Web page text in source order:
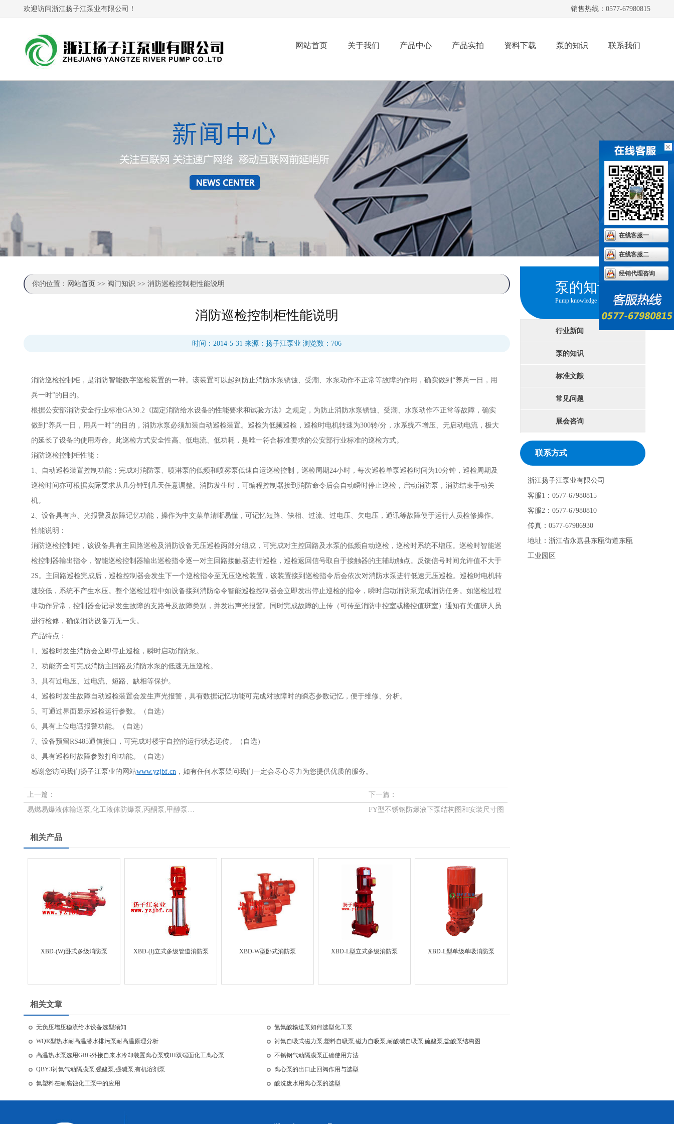
欢迎访问浙江扬子江泵业有限公司！ 销售热线：0577-67980815
网站首页 关于我们 产品中心 产品实拍 资料下载 泵的知识 联系我们
你的位置： 网站首页 >> 阀门知识 >> 消防巡检控制柜性能说明
消防巡检控制柜性能说明
时间：2014-5-31 来源：扬子江泵业 浏览数：706
消防巡检控制柜，是消防智能数字巡检装置的一种。该装置可以起到防止消防水泵锈蚀、受潮、水泵动作不正常等故障的作用，确实做到“养兵一日，用
兵一时”的目的。
根据公安部消防安全行业标准GA30.2《固定消防给水设备的性能要求和试验方法》之规定，为防止消防水泵锈蚀、受潮、水泵动作不正常等故障，确实
做到“养兵一日，用兵一时”的目的，消防水泵必须加装自动巡检装置。巡检为低频巡检，巡检时电机转速为300转/分，水系统不增压、无启动电流，极大
的延长了设备的使用寿命。此巡检方式安全性高、低电流、低功耗，是唯一符合标准要求的公安部行业标准的巡检方式。
消防巡检控制柜性能：
1、自动巡检装置控制功能：完成对消防泵、喷淋泵的低频和喷雾泵低速自运巡检控制，巡检周期24小时，每次巡检单泵巡检时间为10分钟，巡检周期及
巡检时间亦可根据实际要求从几分钟到几天任意调整。消防发生时，可编程控制器接到消防命令后会自动瞬时停止巡检，启动消防泵，消防结束手动关
机。
2、设备具有声、光报警及故障记忆功能，操作为中文菜单清晰易懂，可记忆短路、缺相、过流、过电压、欠电压，通讯等故障便于运行人员检修操作。
性能说明：
消防巡检控制柜，该设备具有主回路巡检及消防设备无压巡检两部分组成，可完成对主控回路及水泵的低频自动巡检，巡检时系统不增压。巡检时智能巡
检控制器输出指令，智能巡检控制器输出巡检指令逐一对主回路接触器进行巡检，巡检返回信号取自于接触器的主辅助触点。反馈信号时间允许值不大于
2S。主回路巡检完成后，巡检控制器会发生下一个巡检指令至无压巡检装置，该装置接到巡检指令后会依次对消防水泵进行低速无压巡检。巡检时电机转
速较低，系统不产生水压。整个巡检过程中如设备接到消防命令智能巡检控制器会立即发出停止巡检的指令，瞬时启动消防泵完成消防任务。如巡检过程
中动作异常，控制器会记录发生故障的支路号及故障类别，并发出声光报警。同时完成故障的上传（可传至消防中控室或楼控值班室）通知有关值班人员
进行检修，确保消防设备万无一失。
产品特点：
1、巡检时发生消防会立即停止巡检，瞬时启动消防泵。
2、功能齐全可完成消防主回路及消防水泵的低速无压巡检。
3、具有过电压、过电流、短路、缺相等保护。
4、巡检时发生故障自动巡检装置会发生声光报警，具有数据记忆功能可完成对故障时的瞬态参数记忆，便于维修、分析。
5、可通过界面显示巡检运行参数。（自选）
6、具有上位电话报警功能。（自选）
7、设备预留RS485通信接口，可完成对楼宇自控的运行状态远传。（自选）
8、具有巡检时故障参数打印功能。（自选）
感谢您访问我们扬子江泵业的网站www.yzjbf.cn ，如有任何水泵疑问我们一定会尽心尽力为您提供优质的服务。
下一篇：
FY型不锈钢防爆液下泵结构图和安装尺寸图
上一篇：
易燃易爆液体输送泵,化工液体防爆泵,丙酮泵,甲醇泵选用自吸式离心油泵
相关产品
XBD-(W)卧式多级消防泵 XBD-(I)立式多级管道消防泵 XBD-W型卧式消防泵 XBD-L型立式多级消防泵 XBD-L型单级单吸消防泵
相关文章
无负压增压稳流给水设备选型须知
氢氟酸输送泵如何选型化工泵
WQR型热水耐高温潜水排污泵耐高温原理分析
衬氟自吸式磁力泵,塑料自吸泵,磁力自吸泵,耐酸碱自吸泵,硫酸泵,盐酸泵结构图
高温热水泵选用GRG外接自来水冷却装置离心泵或IH双端面化工离心泵
不锈钢气动隔膜泵正确使用方法
QBY3衬氟气动隔膜泵,强酸泵,强碱泵,有机溶剂泵
离心泵的出口止回阀作用与选型
氟塑料在耐腐蚀化工泵中的应用
酸洗废水用离心泵的选型
泵的知识
Pump knowledge
行业新闻
泵的知识
标准文献
常见问题
展会咨询
联系方式
浙江扬子江泵业有限公司
客服1：0577-67980815
客服2：0577-67980810
传真：0577-67986930
地址：浙江省永嘉县东瓯街道东瓯
工业园区
在线客服一
在线客服二
经销代理咨询